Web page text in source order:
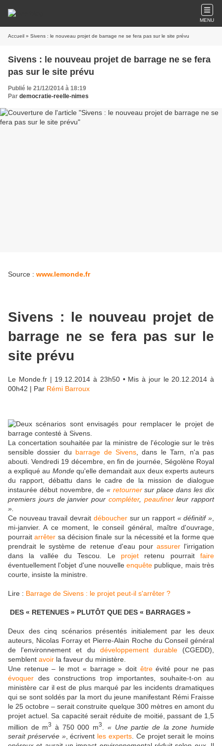
MENU
Accueil » Sivens : le nouveau projet de barrage ne se fera pas sur le site prévu
Sivens : le nouveau projet de barrage ne se fera
pas sur le site prévu
Publié le 21/12/2014 à 18:19
Par democratie-reelle-nimes
Source : www.lemonde.fr
Sivens : le nouveau projet de
barrage ne se fera pas sur le
site prévu
Le Monde.fr| 19.12.2014 à 23h50 • Mis à jour le 20.12.2014 à
00h42 | Par Rémi Barroux
La concertation souhaitée par la ministre de l'écologie sur le très
sensible dossier du barrage de Sivens , dans le Tarn, n'a pas
abouti. Vendredi 19 décembre, en fin de journée, Ségolène Royal
a expliqué au Mondequ'elle demandait aux deux experts auteurs
du rapport, débattu dans le cadre de la mission de dialogue
instaurée début novembre, de « retournersur place dans les dix
premiers jours de janvier pour compléter, peaufinerleur rapport
».
Ce nouveau travail devrait débouchersur un rapport « définitif »
mi-janvier. A ce moment, le conseil général, maître d'ouvrage,
pourraitarrêter sa décision finale sur la nécessité et la forme que
prendrait le système de retenue d'eau pour assurerl'irrigation
dans la vallée du Tescou. Le projet retenu pourrait faire
éventuellement l'objet d'une nouvelleenquête publique, mais très
courte, insiste la ministre.
Lire : Barrage de Sivens : le projet peut-il s'arrêter ?
DES « RETENUES » PLUTÔT QUE DES « BARRAGES »
Deux des cinq scénarios présentés initialement par les deux
auteurs, Nicolas Forray et Pierre-Alain Roche du Conseil général
de l'environnement et du développement durable(CGEDD),
semblent avoir la faveur du ministère.
Une retenue – le mot « barrage » doit êtreévité pour ne pas
évoquer des constructions trop importantes, souhaite-t-on au
ministère car il est de plus marqué par les incidents dramatiques
qui se sont soldés par la mort du jeune manifestant Rémi Fraisse
le 25 octobre – serait construite quelque 300 mètres en amont du
projet actuel. Sa capacité serait réduite de moitié, passant de 1,5
million de m3 à 750 000 m3
« Une partie de la zone humide
serait préservée », écrivent les experts. Ce projet serait le moins